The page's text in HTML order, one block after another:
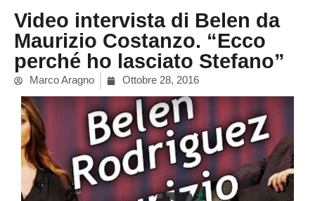
Video intervista di Belen da
Maurizio Costanzo. “Ecco
perché ho lasciato Stefano”
Marco Aragno Ottobre 28, 2016